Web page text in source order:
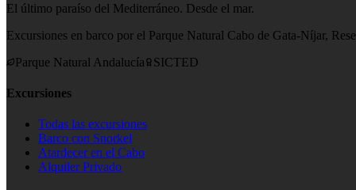
El último paraíso del Mediterráneo. Desde el mar.
Excursiones en barco por el Parque Natural Cabo de Gata-Níjar,
Parque Natural Andalucía
SICTED
Excursiones
Todas las excursiones
Barco con Snorkel
Atardecer en el Cabo
Alquiler Privado